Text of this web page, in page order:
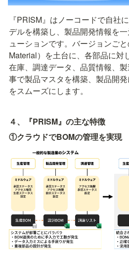
『PRISM』はノーコードで自社
デルを構築し、製品開発情報を
ューションです。バージョンご
Material）を土台に、各部品に対
在庫、調達データ、品質情報、
事で製品マスタを構築、製品開
をスムーズにします。
４、『PRISM』の主な特徴
①クラウドでBOMの管理を実現